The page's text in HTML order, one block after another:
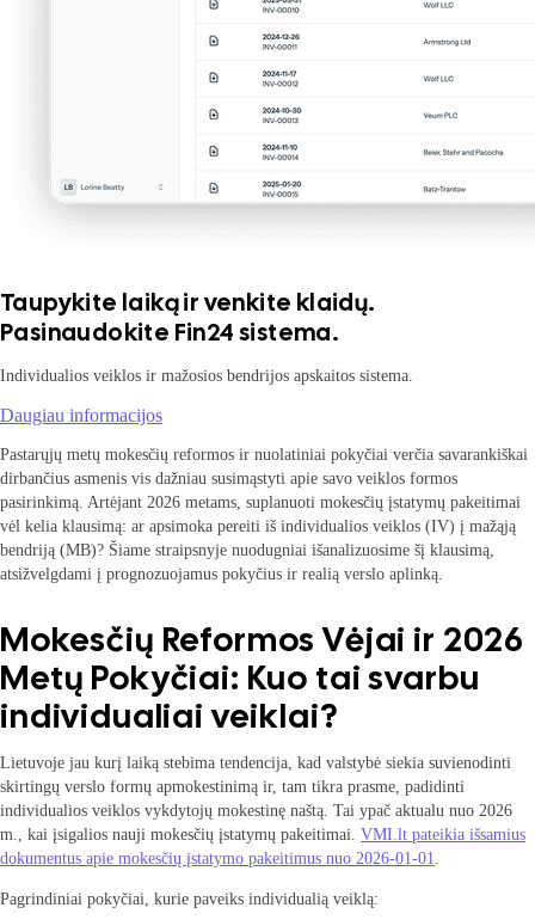
Taupykite laiką ir venkite klaidų.
Pasinaudokite Fin24 sistema.
Individualios veiklos ir mažosios bendrijos apskaitos sistema.
Daugiau informacijos
Pastarųjų metų mokesčių reformos ir nuolatiniai pokyčiai verčia savarankiškai
dirbančius asmenis vis dažniau susimąstyti apie savo veiklos formos
pasirinkimą. Artėjant 2026 metams, suplanuoti mokesčių įstatymų pakeitimai
vėl kelia klausimą: ar apsimoka pereiti iš individualios veiklos (IV) į mažąją
bendriją (MB)? Šiame straipsnyje nuodugniai išanalizuosime šį klausimą,
atsižvelgdami į prognozuojamus pokyčius ir realią verslo aplinką.
Mokesčių Reformos Vėjai ir 2026
Metų Pokyčiai: Kuo tai svarbu
individualiai veiklai?
Lietuvoje jau kurį laiką stebima tendencija, kad valstybė siekia suvienodinti
skirtingų verslo formų apmokestinimą ir, tam tikra prasme, padidinti
individualios veiklos vykdytojų mokestinę naštą. Tai ypač aktualu nuo 2026
m., kai įsigalios nauji mokesčių įstatymų pakeitimai. VMI.lt pateikia išsamius
dokumentus apie mokesčių įstatymo pakeitimus nuo 2026-01-01.
Pagrindiniai pokyčiai, kurie paveiks individualią veiklą: